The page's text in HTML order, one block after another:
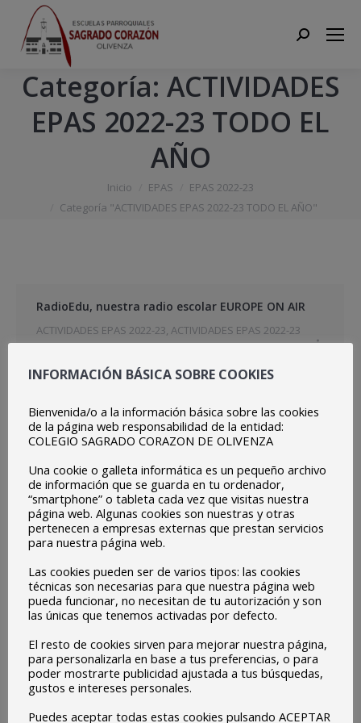
Search:
Categoría: ACTIVIDADES
EPAS 2022-23 TODO EL
AÑO
Inicio EPAS
EPAS 2022-23
Categoría "ACTIVIDADES EPAS 2022-23 TODO EL AÑO"
RadioEdu, nuestra radio escolar EUROPE ON AIR
ACTIVIDADES EPAS 2022-23, ACTIVIDADES EPAS 2022-23
Porprotehus septiembre 25, 2022
EUROPE ON AIR Todo el curso Nuestro centro
desarrolla un programa de innovación pedagógica,
a través de la radio escolar, denominado RadioEdu.
RadioEdu es un programa educativo, lo que quiere
decir que promueve el uso de la radio como una
herramienta de mejora de la calidad de la
Trabajo online ocn el alumnado
ACTIVIDADES EPAS 2022-23 ,ACTIVIDADES EPAS 2022-23
TODO EL AÑO
Porprotehus septiembre 24, 2022
Trabajo online con el alumnado. Durante este año
INFORMACIÓN BÁSICA SOBRE COOKIES
Bienvenida/o a la información básica sobre las cookies
de la página web responsabilidad de la entidad:
COLEGIO SAGRADO CORAZON DE OLIVENZA
Una cookie o galleta informática es un pequeño archivo
de información que se guarda en tu ordenador,
“smartphone” o tableta cada vez que visitas nuestra
página web. Algunas cookies son nuestras y otras
pertenecen a empresas externas que prestan servicios
para nuestra página web.
Las cookies pueden ser de varios tipos: las cookies
técnicas son necesarias para que nuestra página web
pueda funcionar, no necesitan de tu autorización y son
las únicas que tenemos activadas por defecto.
El resto de cookies sirven para mejorar nuestra página,
para personalizarla en base a tus preferencias, o para
poder mostrarte publicidad ajustada a tus búsquedas,
gustos e intereses personales.
Puedes aceptar todas estas cookies pulsando ACEPTAR